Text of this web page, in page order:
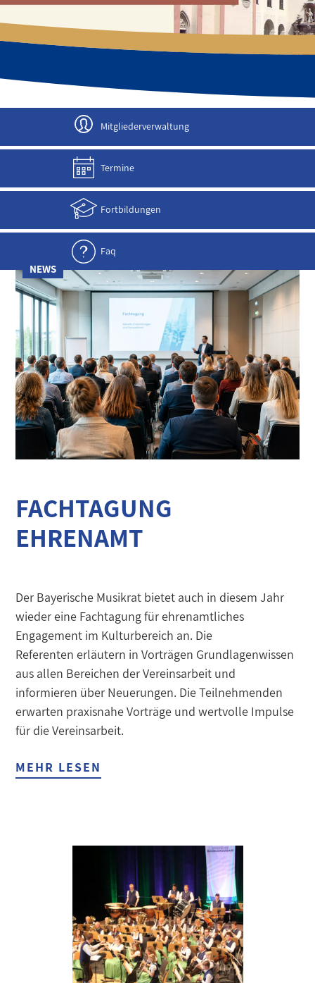
Mitgliederverwaltung
Termine
Fortbildungen
Faq
NEWS
FACHTAGUNG
EHRENAMT
Der Bayerische Musikrat bietet auch in diesem Jahr
wieder eine Fachtagung für ehrenamtliches
Engagement im Kulturbereich an. Die
Referenten erläutern in Vorträgen Grundlagenwissen
aus allen Bereichen der Vereinsarbeit und
informieren über Neuerungen. Die Teilnehmenden
erwarten praxisnahe Vorträge und wertvolle Impulse
für die Vereinsarbeit.
MEHR LESEN